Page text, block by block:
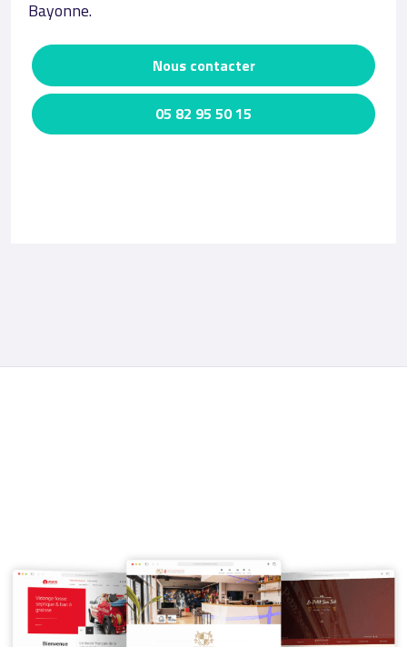
Bayonne.
Nous contacter
05 82 95 50 15